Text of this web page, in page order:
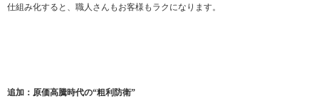
仕組み化すると、職人さんもお客様もラクになります。
追加：原価高騰時代の“粗利防衛”